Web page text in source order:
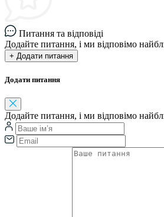
Питання та відповіді
Додайте питання, і ми відповімо
+ Додати питання
Додати питання
Додайте питання, і ми відповімо